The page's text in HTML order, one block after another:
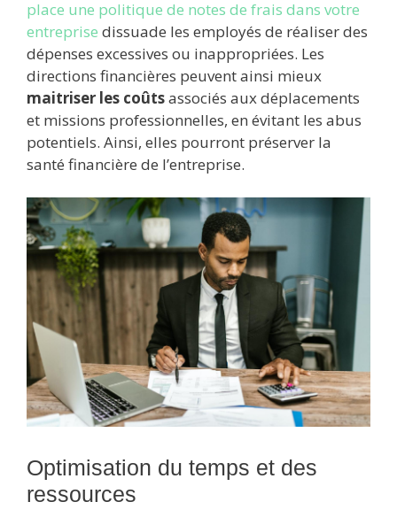
place une politique de notes de frais dans votre
entreprise dissuade les employés de réaliser des
dépenses excessives ou inappropriées. Les
directions financières peuvent ainsi mieux
maitriser les coûtsassociés aux déplacements
et missions professionnelles, en évitant les abus
potentiels. Ainsi, elles pourront préserver la
santé financière de l’entreprise.
Optimisation du temps et des
ressources